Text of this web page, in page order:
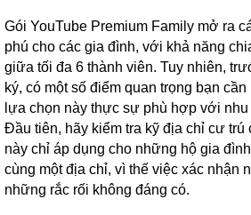
Gói YouTube Premium Family mở ra
phú cho các gia đình, với khả năng
giữa tối đa 6 thành viên. Tuy nhiên,
ký, có một số điểm quan trọng bạn
lựa chọn này thực sự phù hợp với
Đầu tiên, hãy kiểm tra kỹ địa chỉ cư trú
này chỉ áp dụng cho những hộ gia
cùng một địa chỉ, vì thế việc xác nhận
những rắc rối không đáng có.